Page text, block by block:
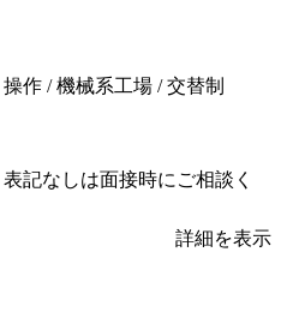
作 / 機械系工場 / 交替制
記なしは面接時にご相談く
詳細を表示